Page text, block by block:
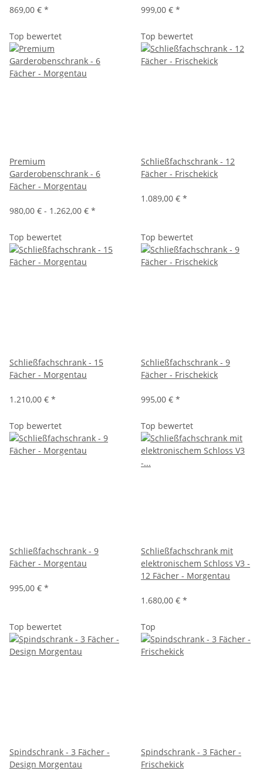
869,00 € * 999,00 € *
Top bewertet
Premium
Garderobenschrank - 6
Fächer - Morgentau
980,00 € - 1.262,00 € *
Top bewertet
Schließfachschrank - 12
Fächer - Frischekick
1.089,00 € *
Top bewertet
Schließfachschrank - 15
Fächer - Morgentau
1.210,00 € *
Top bewertet
Schließfachschrank - 9
Fächer - Frischekick
995,00 € *
Top bewertet
Schließfachschrank - 9
Fächer - Morgentau
995,00 € *
Top bewertet
Schließfachschrank mit
elektronischem Schloss V3 -
12 Fächer - Morgentau
1.680,00 € *
Top bewertet
Spindschrank - 3 Fächer -
Design Morgentau
Top
Spindschrank - 3 Fächer -
Frischekick